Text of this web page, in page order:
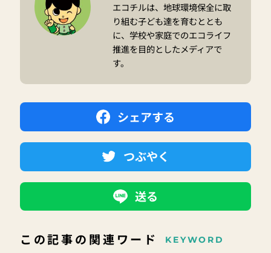
エコチルは、地球環境保全に取
り組む子ども達を育むととも
に、学校や家庭でのエコライフ
推進を目的としたメディアで
す。
シェアする
つぶやく
送る
この記事の関連ワード KEYWORD